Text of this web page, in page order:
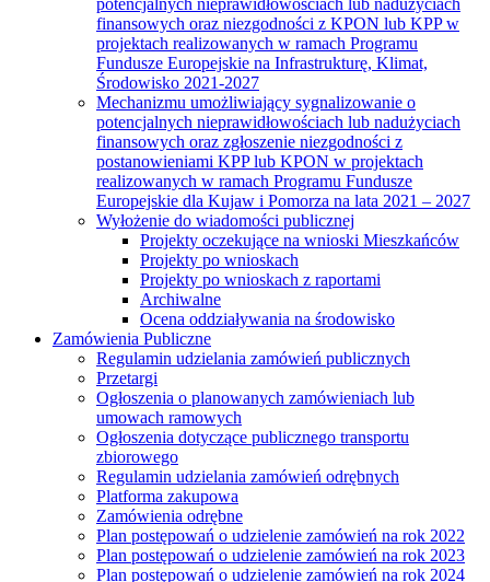
finansowych oraz niezgodności z KPON lub KPP w
projektach realizowanych w ramach Programu
Fundusze Europejskie na Infrastrukturę, Klimat,
Środowisko 2021-2027
Mechanizmu umożliwiający sygnalizowanie o
potencjalnych nieprawidłowościach lub nadużyciach
finansowych oraz zgłoszenie niezgodności z
postanowieniami KPP lub KPON w projektach
realizowanych w ramach Programu Fundusze
Europejskie dla Kujaw i Pomorza na lata 2021 – 2027
Wyłożenie do wiadomości publicznej
Projekty oczekujące na wnioski Mieszkańców
Projekty po wnioskach
Projekty po wnioskach z raportami
Archiwalne
Ocena oddziaływania na środowisko
Zamówienia Publiczne
Regulamin udzielania zamówień publicznych
Przetargi
Ogłoszenia o planowanych zamówieniach lub
umowach ramowych
Ogłoszenia dotyczące publicznego transportu
zbiorowego
Regulamin udzielania zamówień odrębnych
Platforma zakupowa
Zamówienia odrębne
Plan postępowań o udzielenie zamówień na rok 2022
Plan postępowań o udzielenie zamówień na rok 2023
Plan postępowań o udzielenie zamówień na rok 2024